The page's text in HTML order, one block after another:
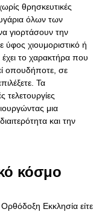
θρησκευτικές
όλων των
γιορτάσουν την
χιουμοριστικό ή
το χαρακτήρα που
οπουδήποτε, σε
Τα
τελετουργίες
μια
και την
κόσμο
Ορθόδοξη Εκκλησία είτε